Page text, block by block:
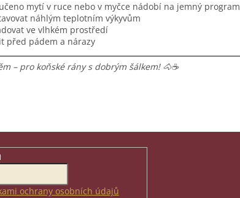
mytí v ruce nebo v myčce nádobí na jemný program
náhlým teplotním výkyvům
ve vlhkém prostředí
před pádem a nárazy
– pro koňské rány s dobrým šálkem! 🐴☕
ochrany osobních údajů